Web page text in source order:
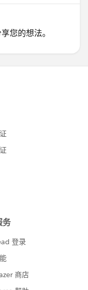
您的想法。